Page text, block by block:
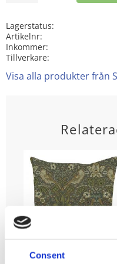
Consent
Lagerstatus
Artikelnr
Inkommer
Tillverkare
Visa alla produkter från